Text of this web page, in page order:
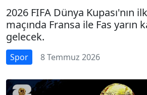
2026 FIFA Dünya Kupası'nın
maçında Fransa ile Fas yarın
gelecek.
Spor 8 Temmuz 2026